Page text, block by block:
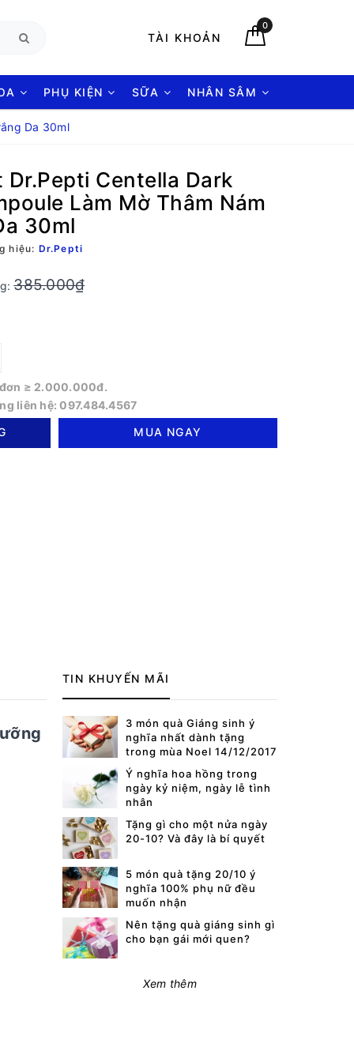
TÀI KHOẢN
0
PHỤ KIỆN SỮA NHÂN SÂM
Da 30ml
Centella Dark
Làm Mờ Thâm Nám
30ml
hiệu: Dr.Pepti
385.000₫
≥ 2.000.000đ.
liên hệ: 097.484.4567
MUA NGAY
TIN KHUYẾN MÃI
3 món quà Giáng sinh ý
nghĩa nhất dành tặng
trong mùa Noel 14/12/2017
Ý nghĩa hoa hồng trong
ngày kỷ niệm, ngày lễ tình
nhân
Tặng gì cho một nửa ngày
20-10? Và đây là bí quyết
5 món quà tặng 20/10 ý
nghĩa 100% phụ nữ đều
muốn nhận
Nên tặng quà giáng sinh gì
cho bạn gái mới quen?
Xem thêm